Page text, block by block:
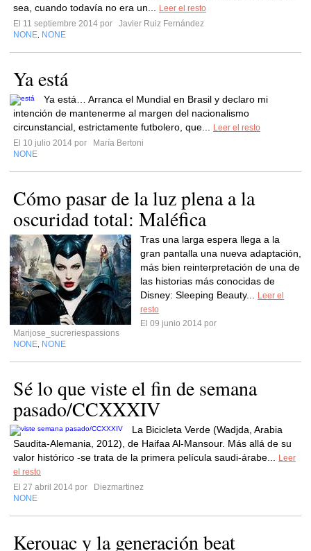
sea, cuando todavía no era un...
Leer el resto
El 11 septiembre 2014 por
Javier Ruiz Fernández
NONE NONE
Ya está
Ya está… Arranca el Mundial en Brasil y declaro mi
intención de mantenerme al margen del nacionalismo
circunstancial, estrictamente futbolero, que...
Leer el resto
El 10 julio 2014 por
María Bertoni
NONE
Cómo pasar de la luz plena a la
oscuridad total: Maléfica
Tras una larga espera llega a la
gran pantalla una nueva adaptación,
más bien reinterpretación de una de
las historias más conocidas de
Disney: Sleeping Beauty...
Leer el
resto
El 09 junio 2014 por
Marijose_sucreriespassions
NONE NONE
Sé lo que viste el fin de semana
pasado/CCXXXIV
La Bicicleta Verde (Wadjda, Arabia
Saudita-Alemania, 2012), de Haifaa Al-Mansour. Más allá de su
valor histórico -se trata de la primera película saudi-árabe...
Leer
el resto
El 27 abril 2014 por
Diezmartinez
NONE
Kerouac y la generación beat